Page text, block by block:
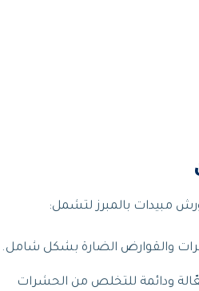
مبيدات بالمبرز لتشمل:
والقوارض الضارة بشكل شامل.
ودائمة للتخلص من الحشرات